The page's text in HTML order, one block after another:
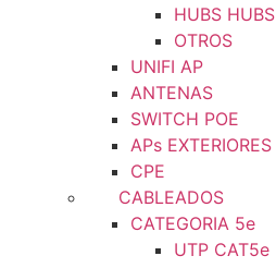
HUBS HUBS
OTROS
UNIFI AP
ANTENAS
SWITCH POE
APs EXTERIORES
CPE
CABLEADOS
CATEGORIA 5e
UTP CAT5e